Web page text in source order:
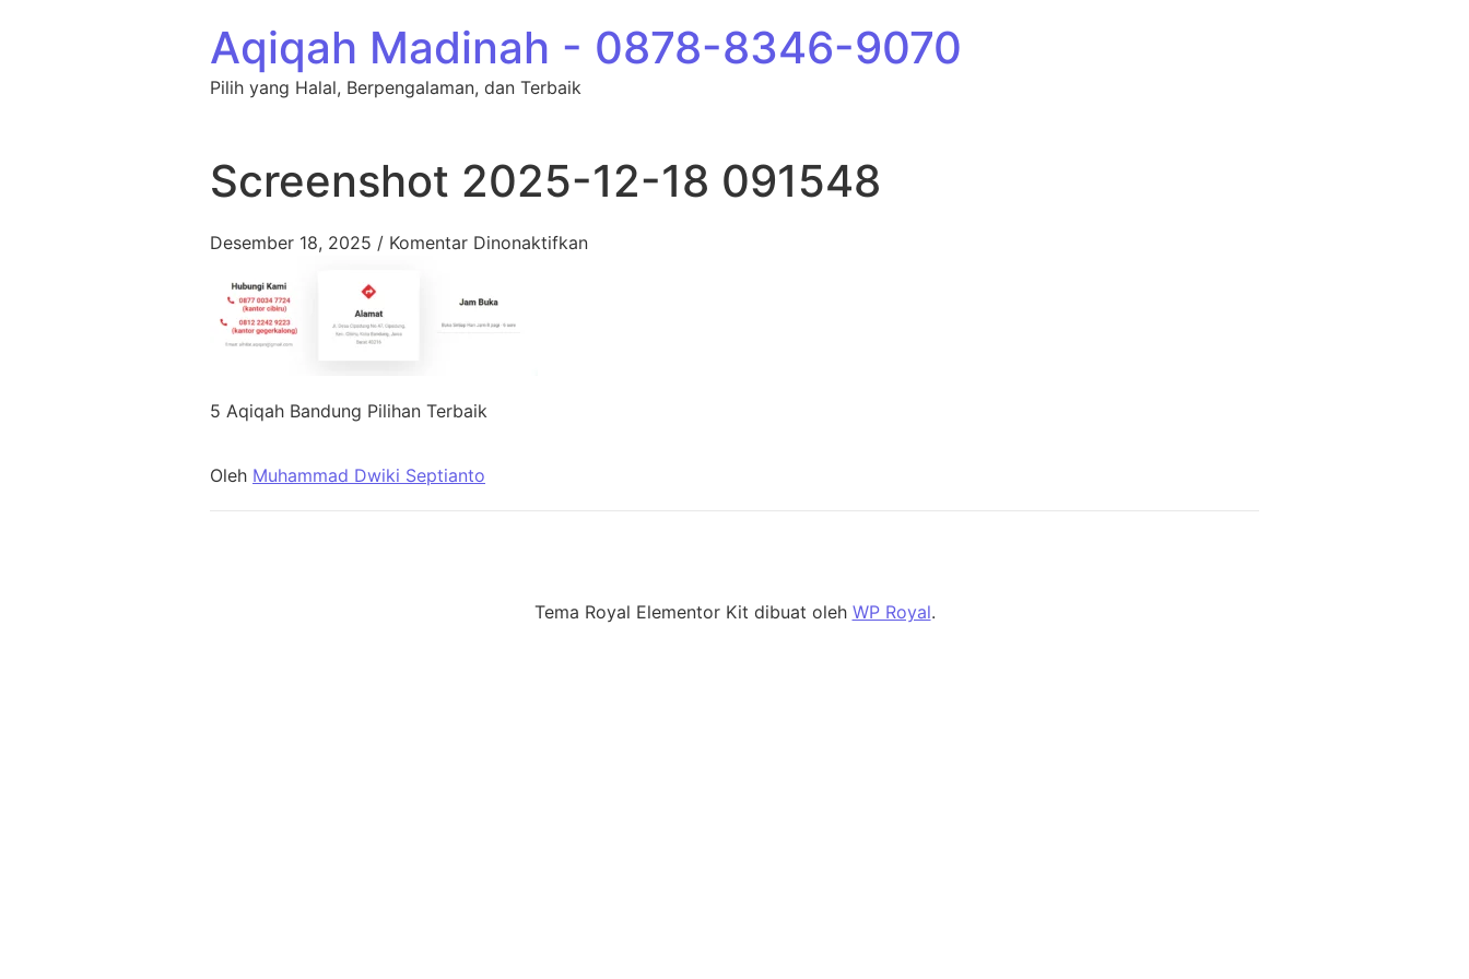
Aqiqah Madinah - 0878-8346-9070
Pilih yang Halal, Berpengalaman, dan Terbaik
Screenshot 2025-12-18 091548
Desember 18, 2025 / Komentar Dinonaktifkanpada Screenshot 2025-12-18 091548
5 Aqiqah Bandung Pilihan Terbaik
Oleh Muhammad Dwiki Septianto
Tema Royal Elementor Kit dibuat oleh WP Royal.